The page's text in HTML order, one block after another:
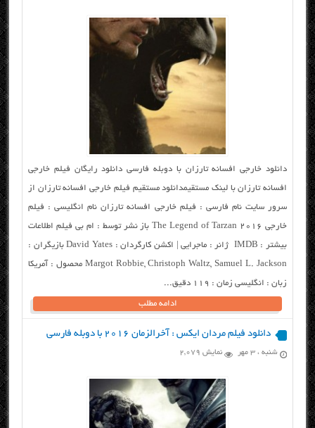
دانلود خارجی افسانه تارزان با دوبله فارسی دانلود رایگان فیلم خارجی
افسانه تارزان با لینک مستقیمدانلود مستقیم فیلم خارجی افسانه تارزان از
سرور سایت نام فارسی : فیلم خارجی افسانه تارزان نام انگلیسی : فیلم
خارجی The Legend of Tarzan 2016 باز نشر توسط : ام بی فیلم اطلاعات
بیشتر : IMDB ژانر : ماجرایی | اکشن کارگردان : David Yates بازیگران :
Margot Robbie, Christoph Waltz, Samuel L. Jackson محصول : آمریکا
زبان : انگلیسی زمان : ۱۱۹ دقیق...
ادامه مطلب
دانلود فیلم مردان ایکس : آخرالزمان ۲۰۱۶ با دوبله فارسی
شنبه ، ۳ مهر نمایش 2,079